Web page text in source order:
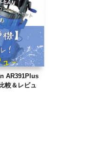
AR391Plus
較＆レビュ